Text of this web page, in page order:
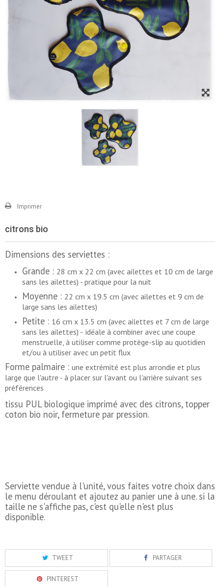
Imprimer
citrons bio
Dimensions des serviettes :
Grande : 28 cm x 22 cm (avec ailettes et 10 cm de large
sans les ailettes) - pratique pour la nuit
Moyenne : 22 cm x 19.5 cm (avec ailettes et 9 cm de
large sans les ailettes)
Petite : 16 cm x 13.5 cm (avec ailettes et 7 cm de large
sans les ailettes) - idéale à combiner avec une coupe
menstruelle, à utiliser comme protège-slip au quotidien
et/ou à utiliser avec un petit flux
Forme palmaire : une extrémité est plus arrondie et plus
large que l'autre - à placer sur l'avant ou l'arrière suivant ses
préférences
tissu PUL biologique imprimé avec des citrons, topper
coton bio noir, fermeture par pression.
Serviette vendue à l'unité, vous faites votre choix dans
le menu déroulant et ajoutez au panier une à une. si la
taille ne s'affiche pas, c'est qu'elle n'est plus
disponible.
TWEET PARTAGER
PINTEREST